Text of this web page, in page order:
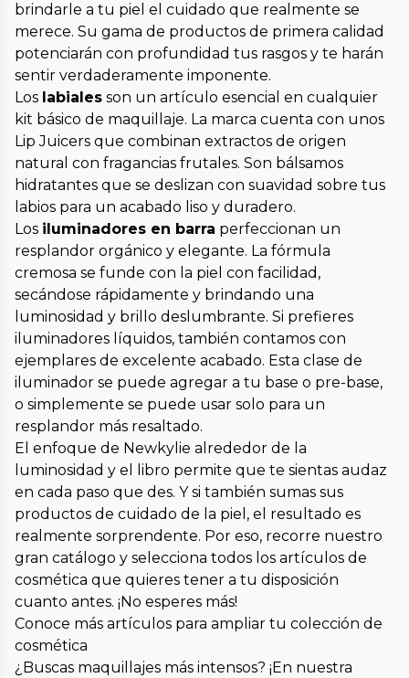
brindarle a tu piel el cuidado que realmente se
merece. Su gama de productos de primera calidad
potenciarán con profundidad tus rasgos y te harán
sentir verdaderamente imponente.
Los labiales son un artículo esencial en cualquier
kit básico de maquillaje. La marca cuenta con unos
Lip Juicers que combinan extractos de origen
natural con fragancias frutales. Son bálsamos
hidratantes que se deslizan con suavidad sobre tus
labios para un acabado liso y duradero.
Los iluminadores en barra perfeccionan un
resplandor orgánico y elegante. La fórmula
cremosa se funde con la piel con facilidad,
secándose rápidamente y brindando una
luminosidad y brillo deslumbrante. Si prefieres
iluminadores líquidos, también contamos con
ejemplares de excelente acabado. Esta clase de
iluminador se puede agregar a tu base o pre-base,
o simplemente se puede usar solo para un
resplandor más resaltado.
El enfoque de Newkylie alrededor de la
luminosidad y el libro permite que te sientas audaz
en cada paso que des. Y si también sumas sus
productos de cuidado de la piel, el resultado es
realmente sorprendente. Por eso, recorre nuestro
gran catálogo y selecciona todos los artículos de
cosmética que quieres tener a tu disposición
cuanto antes. ¡No esperes más!
Conoce más artículos para ampliar tu colección de
cosmética
¿Buscas maquillajes más intensos? ¡En nuestra